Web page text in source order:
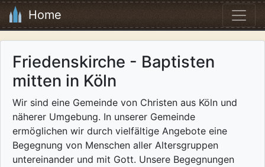
Home
Friedenskirche - Baptisten
mitten in Köln
Wir sind eine Gemeinde von Christen aus Köln und
näherer Umgebung. In unserer Gemeinde
ermöglichen wir durch vielfältige Angebote eine
Begegnung von Menschen aller Altersgruppen
untereinander und mit Gott. Unsere Begegnungen